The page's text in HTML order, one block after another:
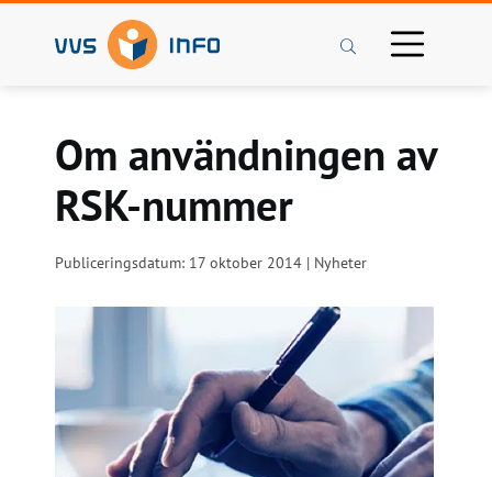
Sök
Om användningen av
RSK-nummer
Publiceringsdatum: 17 oktober 2014 | Nyheter